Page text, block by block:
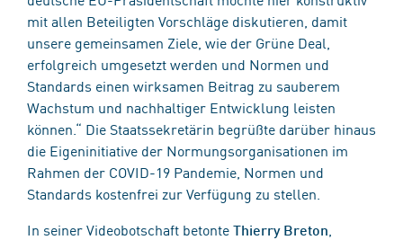
mit allen Beteiligten Vorschläge diskutieren, damit
unsere gemeinsamen Ziele, wie der Grüne Deal,
erfolgreich umgesetzt werden und Normen und
Standards einen wirksamen Beitrag zu sauberem
Wachstum und nachhaltiger Entwicklung leisten
können.“ Die Staatssekretärin begrüßte darüber hinaus
die Eigeninitiative der Normungsorganisationen im
Rahmen der COVID-19 Pandemie, Normen und
Standards kostenfrei zur Verfügung zu stellen.
In seiner Videobotschaft betonte Thierry Breton